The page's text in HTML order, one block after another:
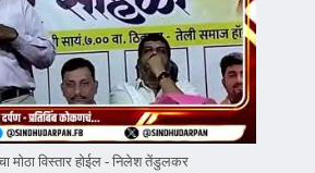
मोठा विस्तार होईल - निलेश तेंडुलकर